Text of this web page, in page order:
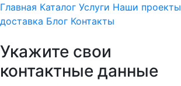
Главная Каталог Услуги Наши проекты
доставка Блог Контакты
Укажите свои
контактные данные